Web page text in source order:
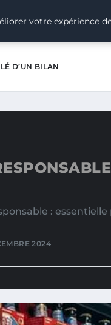
LE
D’UN BILAN
:
2024
votre expérience